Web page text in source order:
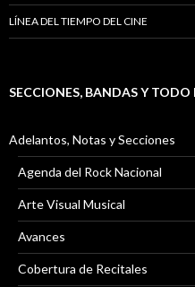
LÍNEA DEL TIEMPO DEL CINE
SECCIONES, BANDAS Y TODO
Adelantos, Notas y Secciones
Agenda del Rock Nacional
Arte Visual Musical
Avances
Cobertura de Recitales